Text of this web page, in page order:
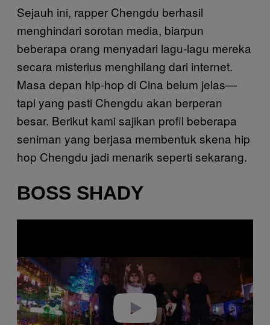
Sejauh ini, rapper Chengdu berhasil
menghindari sorotan media, biarpun
beberapa orang menyadari lagu-lagu mereka
secara misterius menghilang dari internet.
Masa depan hip-hop di Cina belum jelas—
tapi yang pasti Chengdu akan berperan
besar. Berikut kami sajikan profil beberapa
seniman yang berjasa membentuk skena hip
hop Chengdu jadi menarik seperti sekarang.
BOSS SHADY
v
i
d
e
o